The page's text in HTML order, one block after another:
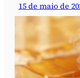
15 de maio de